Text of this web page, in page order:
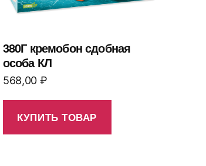
380Г кремобон сдобная
особа КЛ
568,00 ₽
КУПИТЬ ТОВАР